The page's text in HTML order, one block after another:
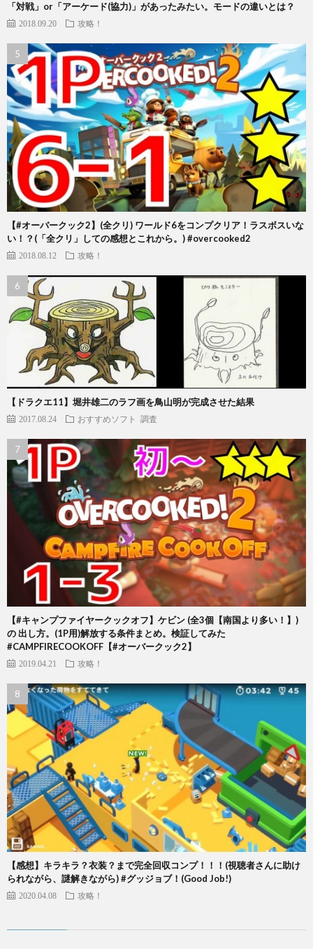
「対戦」or「アーケード(協力)」があったみたい。モードの違いとは？
2018.09.20 攻略！
【#オーバークック2】(全クリ) ワールド6をコンプクリア！ラスボスいな
い！？(「全クリ」しての感想とこれから。) #overcooked2
2018.08.12 攻略！
【ドラクエ11】堀井雄二のラフ画を鳥山明が完成させた結果
2017.08.24 おすすめソフト 調査
【#キャンプファイヤークックオフ】ケビン (全3個【南国より多い！】)
の 出し方。(1P用)解放する条件まとめ。検証してみた
#CAMPFIRECOOKOFF【#オーバークック2】
2019.04.21 攻略！
【感想】キラキラ？衣装？まで完全回収コンプ！！！(視聴者さんに助け
られながら、謎解きながら) #グッジョブ！(Good Job!)
2020.04.08 攻略！